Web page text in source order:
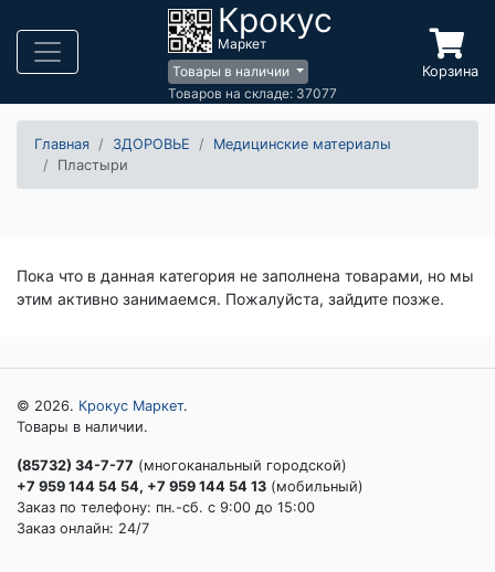
Крокус
Маркет
Товары в наличии
Товаров на складе: 37077
Корзина
Главная ЗДОРОВЬЕ
Медицинские материалы
Пластыри
Пока что в данная категория не заполнена товарами, но мы
этим активно занимаемся. Пожалуйста, зайдите позже.
© 2026. Крокус Маркет.
Товары в наличии.
(85732) 34-7-77 (многоканальный городской)
+7 959 144 54 54, +7 959 144 54 13 (мобильный)
Заказ по телефону: пн.-сб. c 9:00 до 15:00
Заказ онлайн: 24/7